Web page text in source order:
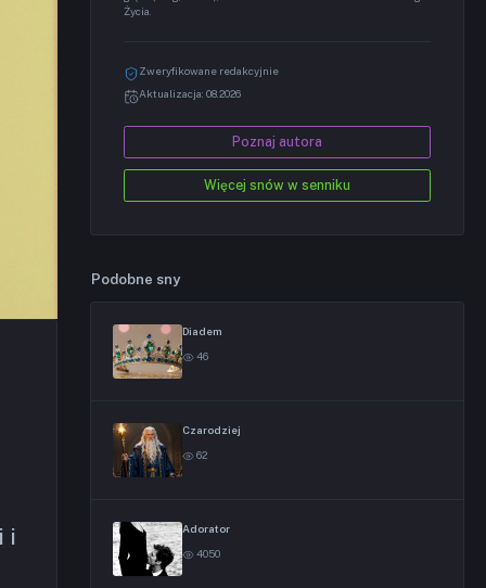
i
Życia.
Zweryfikowane redakcyjnie
Aktualizacja: 08.2026
Poznaj autora
Więcej snów w senniku
Podobne sny
Diadem
46
Czarodziej
62
Adorator
4050